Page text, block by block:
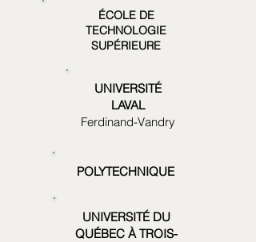
ÉCOLE DE
TECHNOLOGIE
SUPÉRIEURE
UNIVERSITÉ
LAVAL
Ferdinand-Vandry
POLYTECHNIQUE
UNIVERSITÉ DU
QUÉBEC À TROIS-